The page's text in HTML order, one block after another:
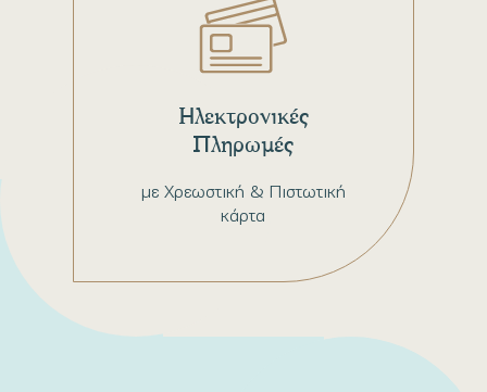
με Χρεωστική & Πιστωτική
κάρτα
Ηλεκτρονικές
Πληρωμές